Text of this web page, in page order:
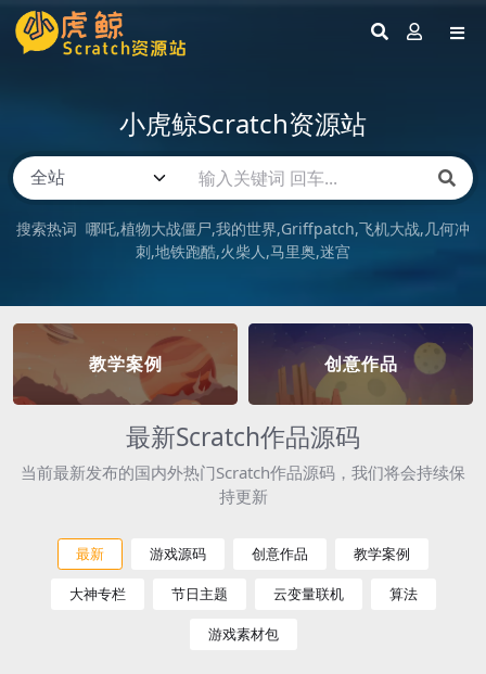
小虎鲸Scratch资源站
搜索热词 哪吒 植物大战僵尸 我的世界 Griffpatch 飞机大战 几何冲
刺 地铁跑酷 火柴人 马里奥 迷宫
教学案例 创意作品
最新Scratch作品源码
当前最新发布的国内外热门Scratch作品源码，我们将会持续保
持更新
最新 游戏源码 创意作品 教学案例
大神专栏 节日主题 云变量联机 算法
游戏素材包